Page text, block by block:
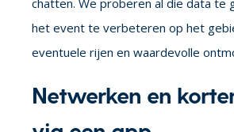
chatten. We proberen al die data te
het event te verbeteren op het
eventuele rijen en waardevolle
Netwerken en